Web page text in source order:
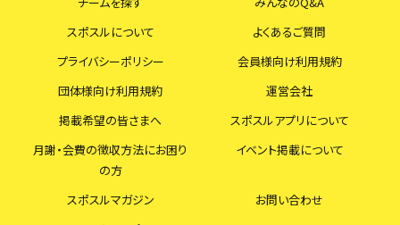
スポスルについて
よくあるご質問
プライバシーポリシー
会員様向け利用規約
団体様向け利用規約
運営会社
掲載希望の皆さまへ
スポスルアプリについて
月謝・会費の徴収方法にお困り
の方
イベント掲載について
スポスルマガジン
お問い合わせ